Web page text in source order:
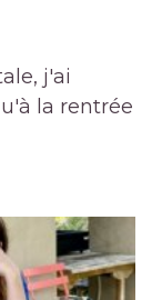
j'ai
la rentrée